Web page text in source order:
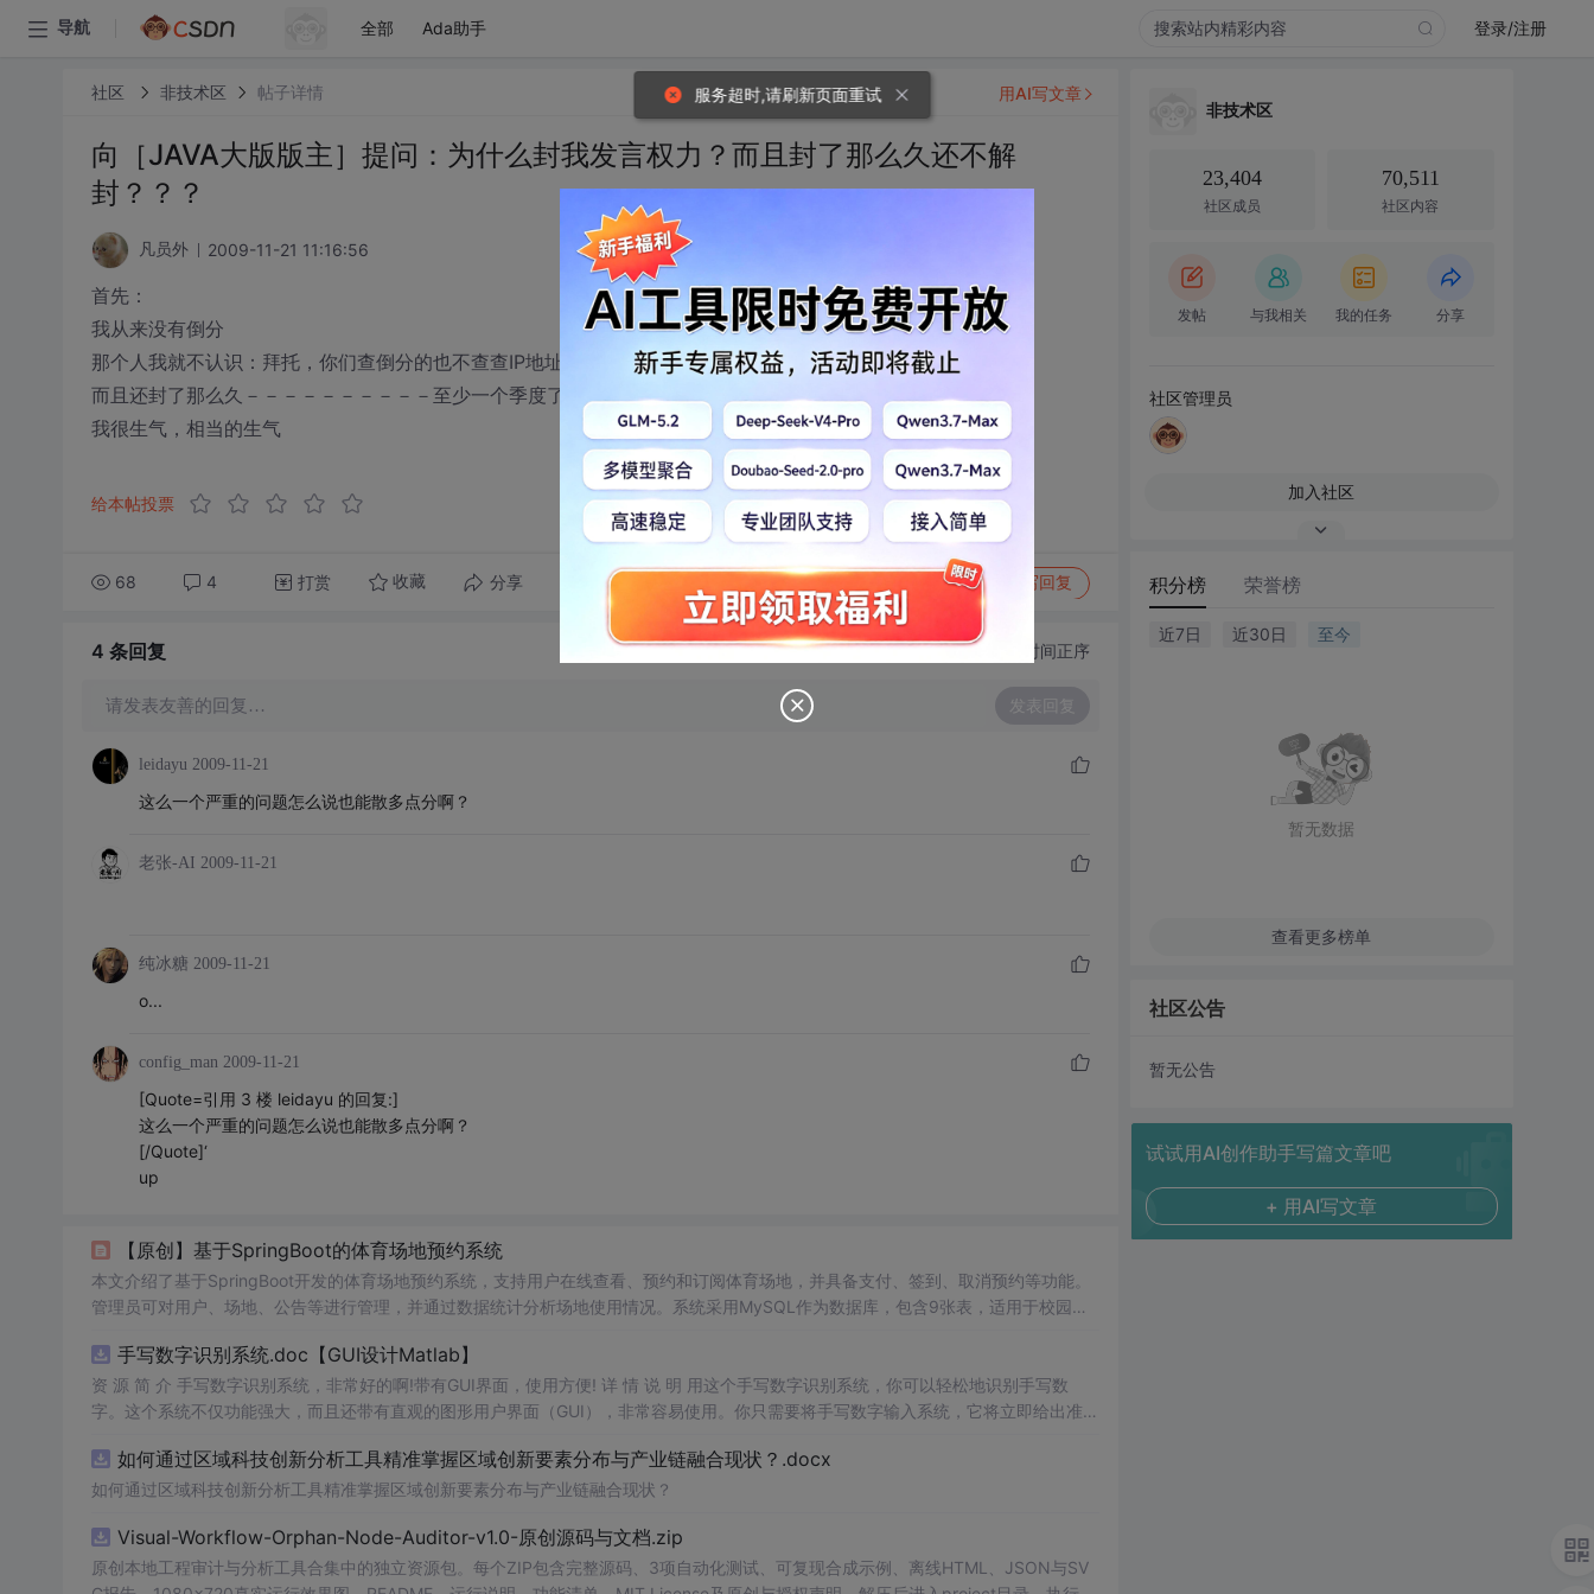
导航 全部 Ada助手 登录/注册
社区 非技术区 帖子详情
向［JAVA大版版主］提问：为什么封我发言权力？而且封了那么久还不解
封？？？
凡员外 2009-11-21 11:16:56
首先：
我从来没有倒分
那个人我就不认识：拜托，你们查倒分的也不查查IP地址吗？凭什么就把我给封了！！！！！！
而且还封了那么久－－－－－－－－－－至少一个季度了吧
我很生气，相当的生气
给本帖投票
68 4 打赏 收藏 分享 转发到动态 举报 写回复
用AI写文章
4 条回复 切换为时间正序
请发表友善的回复… 发表回复
leidayu 2009-11-21
这么一个严重的问题怎么说也能散多点分啊？
老张-AI 2009-11-21
纯冰糖 2009-11-21
o...
config_man 2009-11-21
[Quote=引用 3 楼 leidayu 的回复:]
这么一个严重的问题怎么说也能散多点分啊？
[/Quote]‘
up
【原创】基于SpringBoot的体育场地预约系统
本文介绍了基于SpringBoot开发的体育场地预约系统，支持用户在线查看、预约和订阅体育场地，并具备支付、签到、取消预约等功能。
管理员可对用户、场地、公告等进行管理，并通过数据统计分析场地使用情况。系统采用MySQL作为数据库，包含9张表，适用于校园场
手写数字识别系统.doc【GUI设计Matlab】
资 源 简 介 手写数字识别系统，非常好的啊!带有GUI界面，使用方便! 详 情 说 明 用这个手写数字识别系统，你可以轻松地识别手写数
字。这个系统不仅功能强大，而且还带有直观的图形用户界面（GUI），非常容易使用。你只需要将手写数字输入系统，它将立即给出准确
便和实用的工具，你一定会喜欢它的！
如何通过区域科技创新分析工具精准掌握区域创新要素分布与产业链融合现状？.docx
如何通过区域科技创新分析工具精准掌握区域创新要素分布与产业链融合现状？
Visual-Workflow-Orphan-Node-Auditor-v1.0-原创源码与文档.zip
原创本地工程审计与分析工具合集中的独立资源包。每个ZIP包含完整源码、3项自动化测试、可复现合成示例、离线HTML、JSON与SV
非技术区
23,404
社区成员
70,511
社区内容
发帖 与我相关 我的任务 分享
社区管理员
加入社区
积分榜 荣誉榜
近7日 近30日 至今
暂无数据
查看更多榜单
社区公告
暂无公告
试试用AI创作助手写篇文章吧
+ 用AI写文章
服务超时,请刷新页面重试